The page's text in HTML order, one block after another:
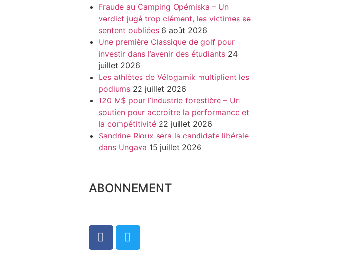
Fraude au Camping Opémiska – Un
verdict jugé trop clément, les victimes se
sentent oubliées 6 août 2026
Une première Classique de golf pour
investir dans l’avenir des étudiants 24
juillet 2026
Les athlètes de Vélogamik multiplient les
podiums 22 juillet 2026
120 M$ pour l’industrie forestière – Un
soutien pour accroitre la performance et
la compétitivité 22 juillet 2026
Sandrine Rioux sera la candidate libérale
dans Ungava 15 juillet 2026
ABONNEMENT